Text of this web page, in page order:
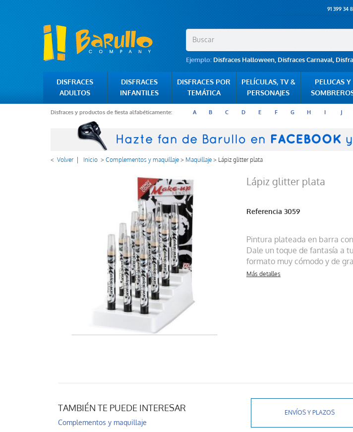
91 399 34
Ejemplo: Disfraces Halloween, Disfraces Carnaval,
DISFRACES
ADULTOS
DISFRACES
INFANTILES
DISFRACES POR
TEMÁTICA
PELÍCULAS, TV &
PERSONAJES
PELUCAS Y
Disfraces y productos de fiesta alfabéticamente: A B C D E F G H I J
< Volver Inicio >Complementos y maquillaje> Maquillaje> Lápiz glitter plata
Lápiz glitter plata
Referencia 3059
Pintura plateada en barra
Dale un toque de fantasía a
formato muy cómodo y de
Más detalles
TAMBIÉN TE PUEDE INTERESAR
Complementos y maquillaje
ENVÍOS Y PLAZOS